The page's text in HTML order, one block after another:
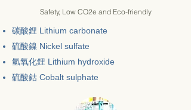
Safety, Low CO2e and Eco-friendly
碳酸鋰 Lithium carbonate
硫酸鎳 Nickel sulfate
氫氧化鋰 Lithium hydroxide
​硫酸鈷 Cobalt sulphate